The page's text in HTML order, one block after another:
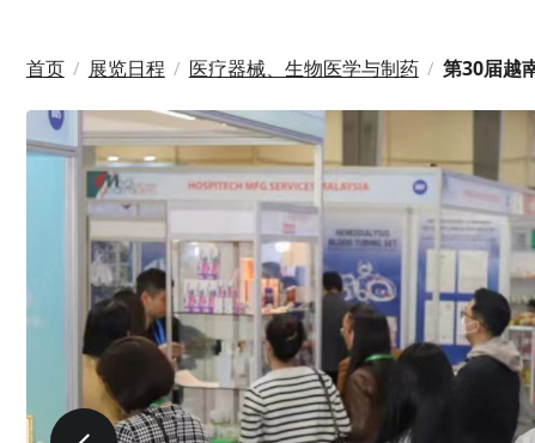
首页 / 展览日程 / 医疗器械、生物医学与制药 / 第30届越